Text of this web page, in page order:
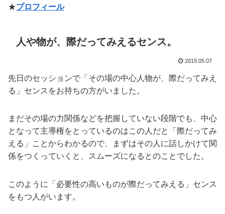
★プロフィール
人や物が、際だってみえるセンス。
2019.05.07
先日のセッションで「その場の中心人物が、際だってみえ
る」センスをお持ちの方がいました。
まだその場の力関係などを把握していない段階でも、中心
となって主導権をとっているのはこの人だと「際だってみ
える」ことからわかるので、まずはその人に話しかけて関
係をつくっていくと、スムーズになるとのことでした。
このように「必要性の高いものが際だってみえる」センス
をもつ人がいます。